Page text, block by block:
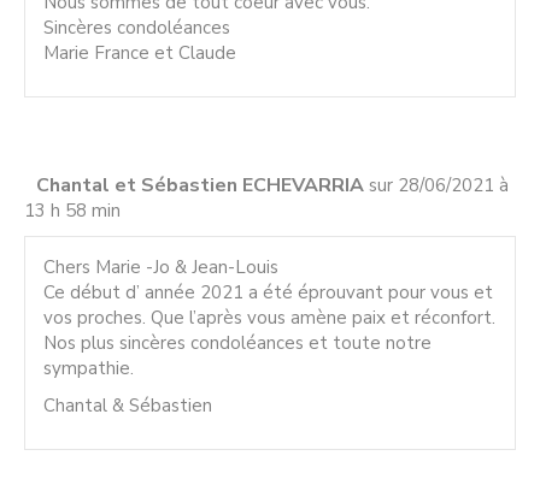
Sincères condoléances
Marie France et Claude
Chantal et Sébastien ECHEVARRIA sur 28/06/2021 à
13 h 58 min
Chers Marie -Jo & Jean-Louis
Ce début d’ année 2021 a été éprouvant pour vous et
vos proches. Que l’après vous amène paix et réconfort.
Nos plus sincères condoléances et toute notre
sympathie.
Chantal & Sébastien